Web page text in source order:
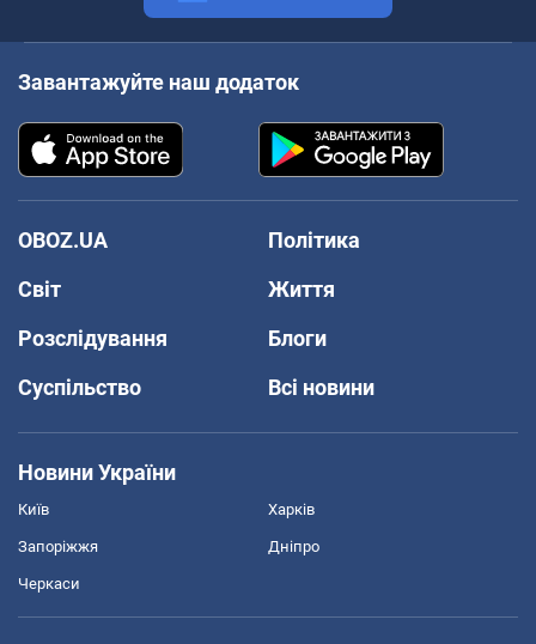
Завантажуйте наш додаток
OBOZ.UA
Політика
Світ
Життя
Розслідування
Блоги
Суспільство
Всі новини
Новини України
Київ Харків
Запоріжжя Дніпро
Черкаси